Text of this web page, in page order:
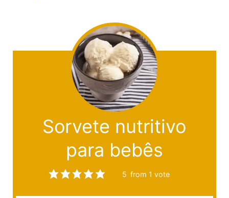
Sorvete nutritivo
para bebês
5 from 1 vote